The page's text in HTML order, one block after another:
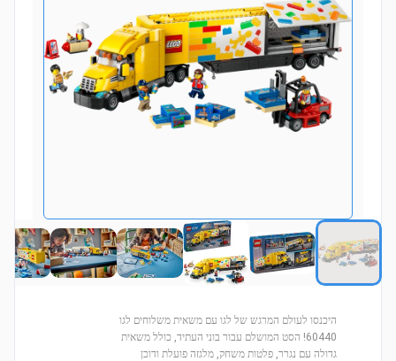
היכנסו לעולם המרגש של לגו עם משאית משלוחים לגו
60440! הסט המושלם עבור בוני העתיד, כולל משאית
גדולה עם נגרר, פלטות משחק, מלגזה פועלת ודוכן